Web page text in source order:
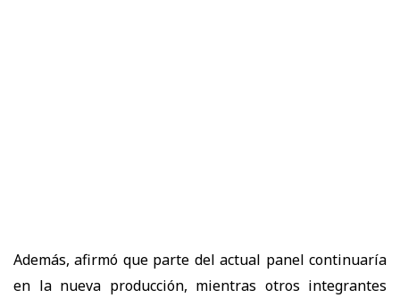
Además, afirmó que parte del actual panel continuaría
en la nueva producción, mientras otros integrantes